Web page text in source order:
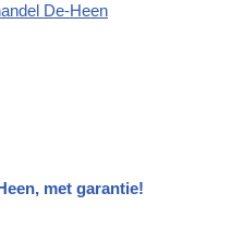
De-Heen
met garantie!